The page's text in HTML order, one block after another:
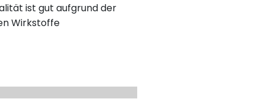
ist gut aufgrund der
Wirkstoffe